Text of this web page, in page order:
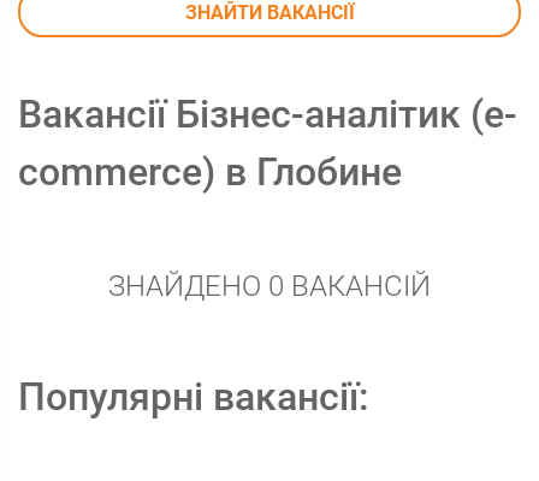
ЗНАЙТИ ВАКАНСІЇ
Вакансії Бізнес-аналітик (e-
commerce) в Глобине
ЗНАЙДЕНО 0 ВАКАНСІЙ
Популярні вакансії: